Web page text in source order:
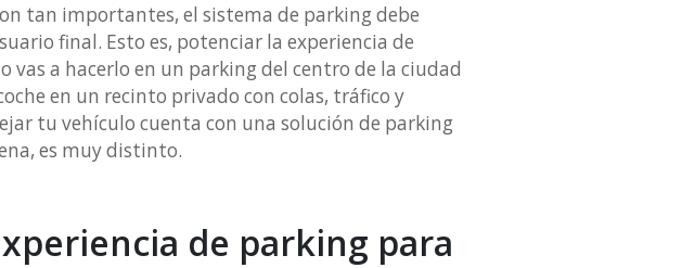
tan importantes, el sistema de parking debe
final. Esto es, potenciar la experiencia de
vas a hacerlo en un parking del centro de la ciudad
en un recinto privado con colas, tráfico y
tu vehículo cuenta con una solución de parking
es muy distinto.
de parking para